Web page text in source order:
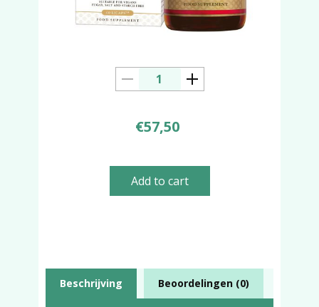
€57,50
Add to cart
Beschrijving Beoordelingen (0)